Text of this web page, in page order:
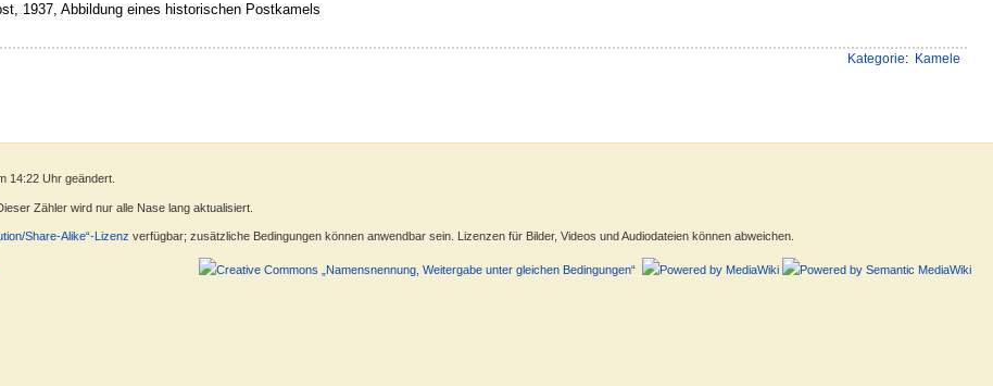
1937, Abbildung eines historischen Postkamels
Kategorie: Kamele
14:22 Uhr geändert.
Zähler wird nur alle Nase lang aktualisiert.
Share-Alike“-Lizenz verfügbar; zusätzliche Bedingungen können anwendbar sein. Lizenzen für Bilder, Videos und Audiodateien können abweichen.